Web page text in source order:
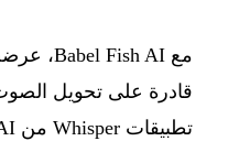
قادرة على تحويل